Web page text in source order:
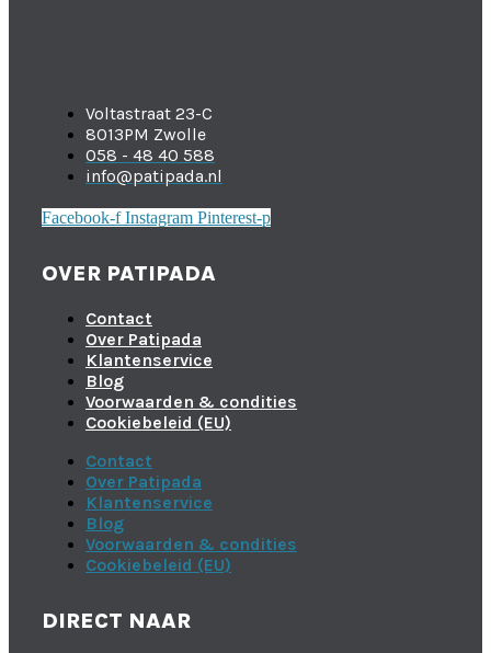
Voltastraat 23-C
8013PM Zwolle
058 - 48 40 588
info@patipada.nl
Facebook-f Instagram Pinterest-p
OVER PATIPADA
Contact
Over Patipada
Klantenservice
Blog
Voorwaarden & condities
Cookiebeleid (EU)
Contact
Over Patipada
Klantenservice
Blog
Voorwaarden & condities
Cookiebeleid (EU)
DIRECT NAAR